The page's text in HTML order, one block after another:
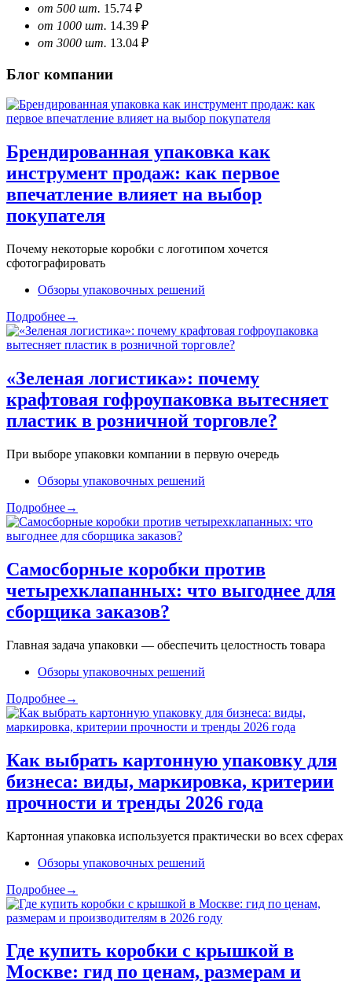
от 500 шт. 15.74 ₽
от 1000 шт. 14.39 ₽
от 3000 шт. 13.04 ₽
Блог компании
Брендированная упаковка как
инструмент продаж: как первое
впечатление влияет на выбор
покупателя
Почему некоторые коробки с логотипом хочется
сфотографировать
Обзоры упаковочных решений
Подробнее→
«Зеленая логистика»: почему
крафтовая гофроупаковка вытесняет
пластик в розничной торговле?
При выборе упаковки компании в первую очередь
Обзоры упаковочных решений
Подробнее→
Самосборные коробки против
четырехклапанных: что выгоднее для
сборщика заказов?
Главная задача упаковки — обеспечить целостность товара
Обзоры упаковочных решений
Подробнее→
Как выбрать картонную упаковку для
бизнеса: виды, маркировка, критерии
прочности и тренды 2026 года
Картонная упаковка используется практически во всех сферах
Обзоры упаковочных решений
Подробнее→
Где купить коробки с крышкой в
Москве: гид по ценам, размерам и